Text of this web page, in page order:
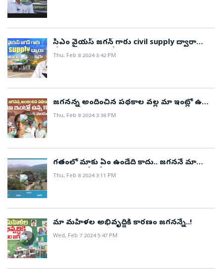
సీఎం వైయస్ జగన్ గారు civil supply ద్వారా
వేబ్రిడ్జి కాటా అందజేస్తున్నారు..!
Thu, Feb 8 2024 3:42 PM
జగనన్న అందించిన పథకాల వల్ల మా ఇంట్లో ఉన్న
11 మంది ఉపాధి పొందుతున్నాము..!
Thu, Feb 8 2024 3:38 PM
గతంలో మాకు ఏం ఉండేది కాదు.. జగననే మా
బాధలు అన్నీ తీర్చాడు..!
Thu, Feb 8 2024 3:11 PM
మా మహిళల అభివృద్ధికి కారణం జగనన్నే..!
Wed, Feb 7 2024 5:47 PM